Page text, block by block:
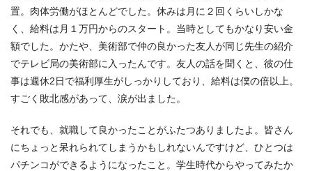
置。肉体労働がほとんどでした。休みは月に２回くらいしかな
く、給料は月１万円からのスタート。当時としてもかなり安い金
額でした。かたや、美術部で仲の良かった友人が同じ先生の紹介
でテレビ局の美術部に入ったんです。友人の話を聞くと、彼の仕
事は週休2日で福利厚生がしっかりしており、給料は僕の倍以上。
すごく敗北感があって、涙が出ました。
それでも、就職して良かったことがふたつありましたよ。皆さん
にちょっと呆れられてしまうかもしれないんですけど、ひとつは
パチンコができるようになったこと。学生時代からやってみたか